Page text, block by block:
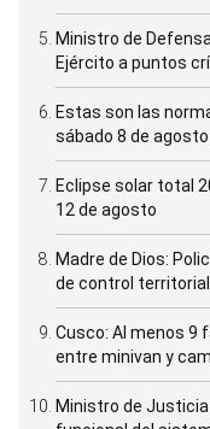
Ministro de
Ejército a puntos
Estas son las
sábado 8 de
Eclipse solar total
12 de agosto
Madre de Dios:
de control territorial
Cusco: Al menos 9
entre minivan y
Ministro de